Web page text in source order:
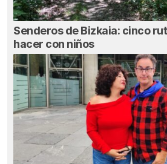
Senderos de Bizkaia: cinco
hacer con niños